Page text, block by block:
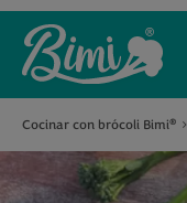
Cocinar con brócoli Bimi®